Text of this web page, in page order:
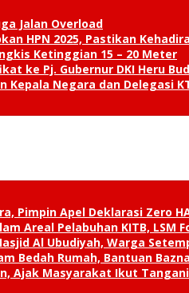
Jalan Overload
HPN 2025, Pastikan
Ketinggian 15 – 20 Meter
ke Pj. Gubernur DKI Heru
Kepala Negara dan Delegasi
Pimpin Apel Deklarasi Zero
Areal Pelabuhan KITB, LSM
Al Ubudiyah, Warga
Bedah Rumah, Bantuan
Ajak Masyarakat Ikut